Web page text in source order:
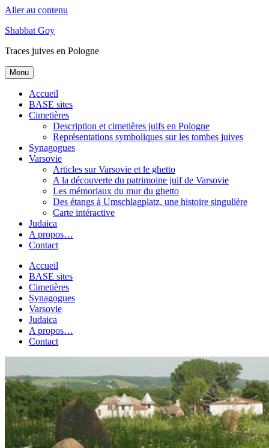
Aller au contenu
Shabbat Goy
Traces juives en Pologne
Menu
Accueil
BASE sites
Cimetières
Description et cimetières juifs en Pologne
Représentations symboliques sur les tombes juives
Synagogues
Varsovie
Articles sur Varsovie et le ghetto
A la découverte du patrimoine juif de Varsovie
Les mémoriaux du mur du ghetto
Des étangs à Umschlagplatz, une histoire singulière
Carte intéractive
Judaica
A propos…
Contact
Accueil
BASE sites
Cimetières
Synagogues
Varsovie
Judaica
A propos…
Contact